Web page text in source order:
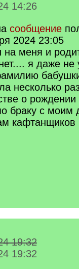
14:26
сообщение
2024 23:05
на меня и
я даже не
несколько
о
браку с моим
кафтанщиков
19:32
19:32